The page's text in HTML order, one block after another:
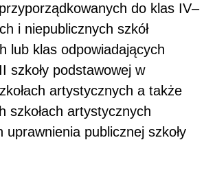
do klas IV–
i niepublicznych szkół
lub klas odpowiadających
szkoły podstawowej w
artystycznych a także
szkołach artystycznych
uprawnienia publicznej szkoły